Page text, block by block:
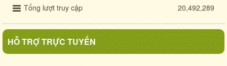
Tổng lượt truy cập
20,492,289
HỖ TRỢ TRỰC TUYẾN